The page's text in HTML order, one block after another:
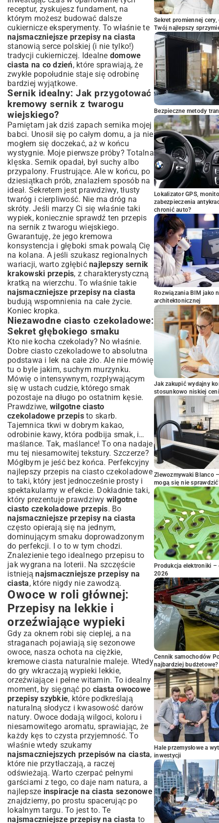
receptur, zyskujesz fundament, na
którym możesz budować dalsze
cukiernicze eksperymenty. To właśnie te
najsmaczniejsze przepisy na ciasta
stanowią serce polskiej (i nie tylko!)
tradycji cukierniczej. Idealne domowe
ciasta na co dzień, które sprawiają, że
zwykłe popołudnie staje się odrobinę
bardziej wyjątkowe.
Sernik idealny: Jak przygotować
kremowy sernik z twarogu
wiejskiego?
Pamiętam jak dziś zapach sernika mojej
babci. Unosił się po całym domu, a ja nie
mogłem się doczekać, aż w końcu
wystygnie. Moje pierwsze próby? Totalna
klęska. Sernik opadał, był suchy albo
przypalony. Frustrujące. Ale w końcu, po
dziesiątkach prób, znalazłem sposób na
ideał. Sekretem jest prawdziwy, tłusty
twaróg i cierpliwość. Nie ma dróg na
skróty. Jeśli marzy Ci się właśnie taki
wypiek, koniecznie sprawdź ten przepis
na sernik z twarogu wiejskiego.
Gwarantuję, że jego kremowa
konsystencja i głęboki smak powalą Cię
na kolana. A jeśli szukasz regionalnych
wariacji, warto zgłębić najlepszy sernik
krakowski przepis, z charakterystyczną
kratką na wierzchu. To właśnie takie
najsmaczniejsze przepisy na ciasta
budują wspomnienia na całe życie.
Koniec kropka.
Niezawodne ciasto czekoladowe:
Sekret głębokiego smaku
Kto nie kocha czekolady? No właśnie.
Dobre ciasto czekoladowe to absolutna
podstawa i lek na całe zło. Ale nie mówię
tu o byle jakim, suchym murzynku.
Mówię o intensywnym, rozpływającym
się w ustach cudzie, którego smak
pozostaje na długo po ostatnim kęsie.
Prawdziwe, wilgotne ciasto
czekoladowe przepisto skarb.
Tajemnica tkwi w dobrym kakao,
odrobinie kawy, która podbija smak, i…
maślance. Tak, maślance! To ona nadaje
mu tej niesamowitej tekstury. Szczerze?
Mógłbym je jeść bez końca. Perfekcyjny
najlepszy przepis na ciasto czekoladowe
to taki, który jest jednocześnie prosty i
spektakularny w efekcie. Dokładnie taki,
który prezentuje prawdziwy wilgotne
ciasto czekoladowe przepis. Bo
najsmaczniejsze przepisy na ciasta
często opierają się na jednym,
dominującym smaku doprowadzonym
do perfekcji. I o to w tym chodzi.
Znalezienie tego idealnego przepisu to
jak wygrana na loterii. Na szczęście
istniejąnajsmaczniejsze przepisy na
ciasta, które nigdy nie zawodzą.
Owoce w roli głównej:
Przepisy na lekkie i
orzeźwiające wypieki
Gdy za oknem robi się cieplej, a na
straganach pojawiają się sezonowe
owoce, nasza ochota na ciężkie,
kremowe ciasta naturalnie maleje. Wtedy
do gry wkraczają wypieki lekkie,
orzeźwiające i pełne witamin. To idealny
moment, by sięgnąć po ciasta owocowe
przepisy szybkie, które podkreślają
naturalną słodycz i kwasowość darów
natury. Owoce dodają wilgoci, koloru i
niesamowitego aromatu, sprawiając, że
każdy kęs to czysta przyjemność. To
właśnie wtedy szukamy
najsmaczniejszych przepisów na ciasta,
które nie przytłaczają, a raczej
odświeżają. Warto czerpać pełnymi
garściami z tego, co daje nam natura, a
najlepsze inspiracje na ciasta sezonowe
znajdziemy, po prostu spacerując po
lokalnym targu. To jest to. Te
najsmaczniejsze przepisy na ciasta to
Sekret promiennej
Twój najlepszy
Bezpieczne metody
Lokalizator GPS,
zabezpieczenia
chronić auto?
Rozwiązania BIM jako
architektonicznej
Jak zakupić wydajny
stosunkowo niskiej
Zlewozmywaki Blanco
mogą się nie
Produkcja elektroniki –
2026
Cennik samochodów
najbardziej budżetowe?
Hale przemysłowe a
inwestycji